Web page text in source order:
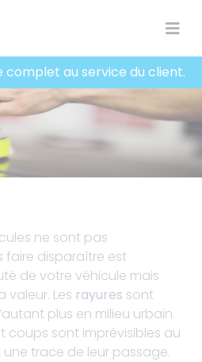
complet au service du client.
ne sont pas
faire disparaître est
de votre véhicule mais
valeur. Les rayures sont
plus en milieu urbain.
coups sont imprévisibles au
trace de leur passage.